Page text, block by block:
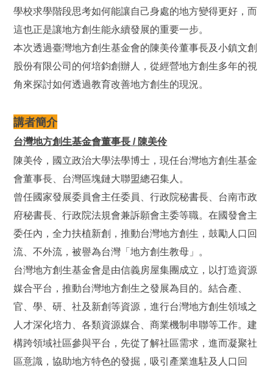
學校求學階段思考如何能讓自己身處的地方變得更好，而
這也正是讓地方創生能永續發展的重要一步。
本次透過臺灣地方創生基金會的陳美伶董事長及小鎮文創
股份有限公司的何培鈞創辦人，從經營地方創生多年的視
角來探討如何透過教育改善地方創生的現況。
講者簡介
台灣地方創生基金會董事長 / 陳美伶
陳美伶，國立政治大學法學博士，現任台灣地方創生基金
會董事長、台灣區塊鏈大聯盟總召集人。
曾任國家發展委員會主任委員、行政院秘書長、台南市政
府秘書長、行政院法規會兼訴願會主委等職。在國發會主
委任內，全力扶植新創，推動台灣地方創生，鼓勵人口回
流、不外流，被譽為台灣「地方創生教母」。
台灣地方創生基金會是由信義房屋集團成立，以打造資源
媒合平台，推動台灣地方創生之發展為目的。結合產、
官、學、研、社及新創等資源，進行台灣地方創生領域之
人才深化培力、各類資源媒合、商業機制串聯等工作。建
構跨領域社區參與平台，先從了解社區需求，進而凝聚社
區意識，協助地方特色的發掘，吸引產業進駐及人口回